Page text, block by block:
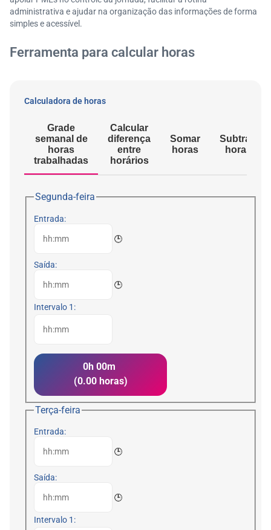
administrativa e ajudar na organização das informações de forma
simples e acessível.
Ferramenta para calcular horas
Calculadora de horas
Grade
semanal de
horas
trabalhadas
Calcular
diferença
entre
horários
Somar
horas
Subtrair
horas
Segunda-feira
Entrada:
🕒
Saída:
🕒
Intervalo 1:
0h 00m
(0.00 horas)
Terça-feira
Entrada:
🕒
Saída:
🕒
Intervalo 1: